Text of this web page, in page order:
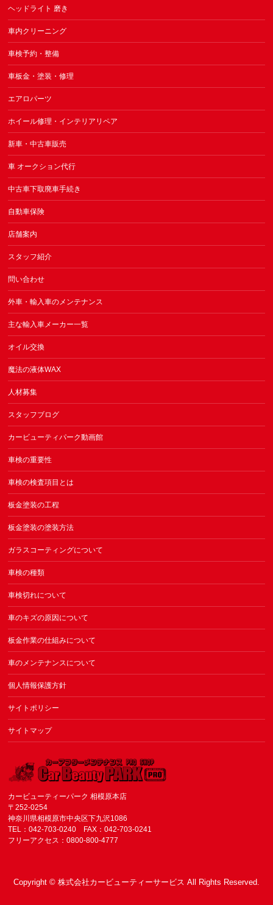
ヘッドライト 磨き
車内クリーニング
車検予約・整備
車板金・塗装・修理
エアロパーツ
ホイール修理・インテリアリペア
新車・中古車販売
車 オークション代行
中古車下取廃車手続き
自動車保険
店舗案内
スタッフ紹介
問い合わせ
外車・輸入車のメンテナンス
主な輸入車メーカー一覧
オイル交換
魔法の液体WAX
人材募集
スタッフブログ
カービューティパーク動画館
車検の重要性
車検の検査項目とは
板金塗装の工程
板金塗装の塗装方法
ガラスコーティングについて
車検の種類
車検切れについて
車のキズの原因について
板金作業の仕組みについて
車のメンテナンスについて
個人情報保護方針
サイトポリシー
サイトマップ
カービューティーパーク 相模原本店
〒252-0254
神奈川県相模原市中央区下九沢1086
TEL：042-703-0240 FAX：042-703-0241
フリーアクセス：0800-800-4777
Copyright © 株式会社カービューティーサービス All Rights Reserved.